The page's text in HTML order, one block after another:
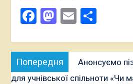
Facebook
Mastodon
Email
Навігація
записів
Попередня
публікація:
Анонсуємо
для учнівської спільноти «Чи